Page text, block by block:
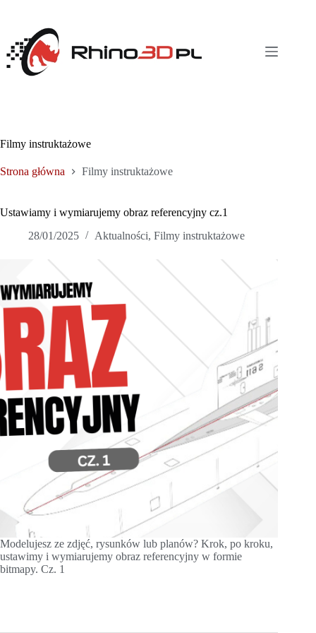
Filmy instruktażowe
Strona główna Filmy instruktażowe
Ustawiamy i wymiarujemy obraz referencyjny cz.1
28/01/2025
Aktualności, Filmy instruktażowe
Modelujesz ze zdjęć, rysunków lub planów? Krok, po kroku,
ustawimy i wymiarujemy obraz referencyjny w formie
bitmapy. Cz. 1